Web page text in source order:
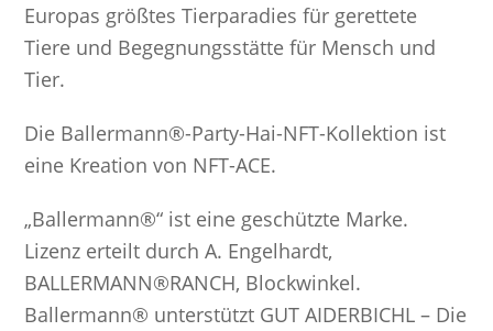
Europas größtes Tierparadies für gerettete
Tiere und Begegnungsstätte für Mensch und
Tier.
Die Ballermann®-Party-Hai-NFT-Kollektion ist
eine Kreation von NFT-ACE.
„Ballermann®“ ist eine geschützte Marke.
Lizenz erteilt durch A. Engelhardt,
BALLERMANN®RANCH, Blockwinkel.
Ballermann® unterstützt GUT AIDERBICHL – Die